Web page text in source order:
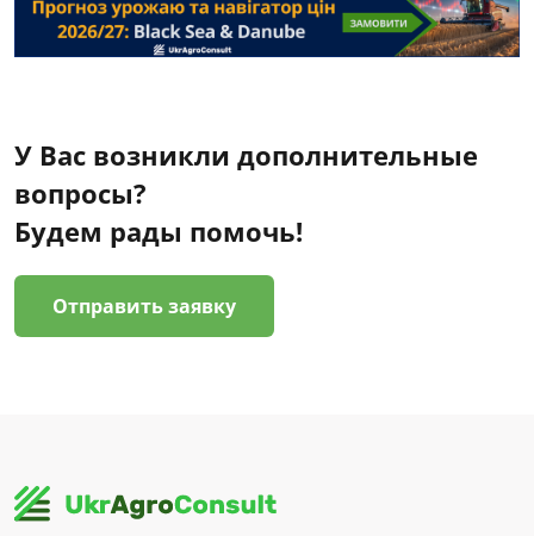
У Вас возникли дополнительные
вопросы?
Будем рады помочь!
Отправить заявку